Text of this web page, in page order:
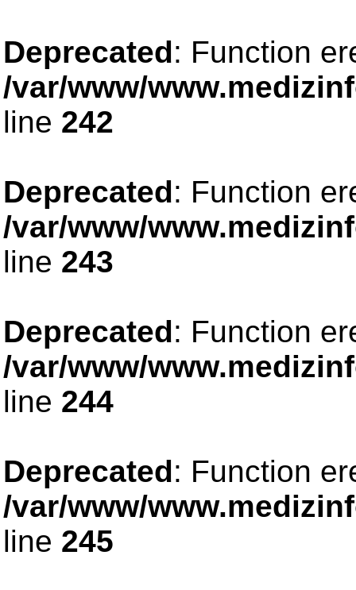
Deprecated: Function
/var/www/
line 242
Deprecated: Function
/var/www/
line 243
Deprecated: Function
/var/www/
line 244
Deprecated: Function
/var/www/
line 245